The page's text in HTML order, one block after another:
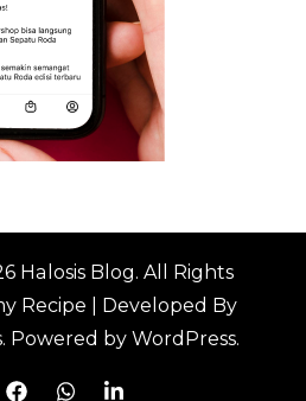
Halosis Blog. All Rights
Recipe | Developed By
. Powered by WordPress.